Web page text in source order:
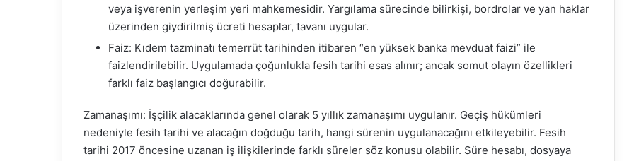
veya işverenin yerleşim yeri mahkemesidir. Yargılama sürecinde bilirkişi, bordrolar ve yan haklar
üzerinden giydirilmiş ücreti hesaplar, tavanı uygular.
Faiz: Kıdem tazminatı temerrüt tarihinden itibaren “en yüksek banka mevduat faizi” ile
faizlendirilebilir. Uygulamada çoğunlukla fesih tarihi esas alınır; ancak somut olayın özellikleri
farklı faiz başlangıcı doğurabilir.
Zamanaşımı: İşçilik alacaklarında genel olarak 5 yıllık zamanaşımı uygulanır. Geçiş hükümleri
nedeniyle fesih tarihi ve alacağın doğduğu tarih, hangi sürenin uygulanacağını etkileyebilir. Fesih
tarihi 2017 öncesine uzanan iş ilişkilerinde farklı süreler söz konusu olabilir. Süre hesabı, dosyaya